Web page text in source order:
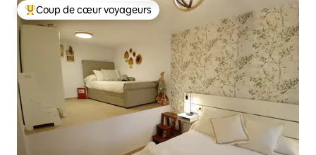
Coups de cœur voyageurs les plus appréciés
Coup de cœur voyageurs